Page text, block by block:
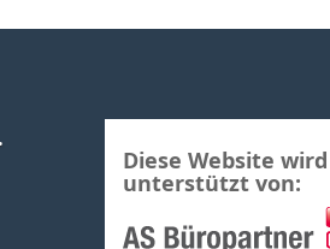
Diese Website wird
unterstützt von: